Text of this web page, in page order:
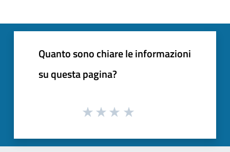
Quanto sono chiare le informazioni
su questa pagina?